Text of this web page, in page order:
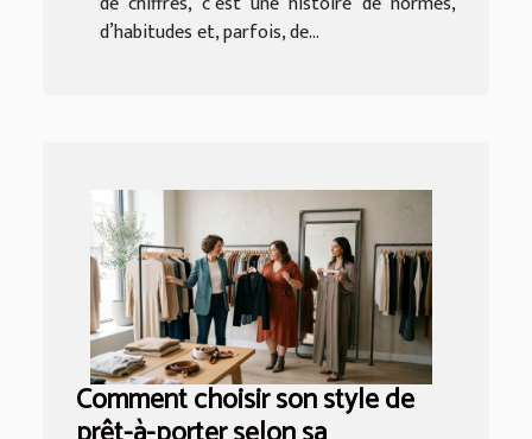
d’habitudes et, parfois, de...
Comment choisir son style de